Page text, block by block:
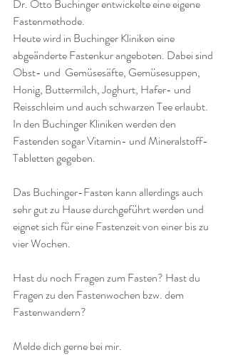
Dr. Otto Buchinger entwickelte eine eigene
Fastenmethode.
Heute wird in Buchinger Kliniken eine
abgeänderte Fastenkur angeboten. Dabei sind
Obst- und  Gemüsesäfte, Gemüsesuppen,
Honig, Buttermilch, Joghurt, Hafer- und
Reisschleim und auch schwarzen Tee erlaubt.
In den Buchinger Kliniken werden den
Fastenden sogar Vitamin- und Mineralstoff-
Tabletten gegeben.
Das Buchinger-Fasten kann allerdings auch
sehr gut zu Hause durchgeführt werden und
eignet sich für eine Fastenzeit von einer bis zu
vier Wochen.
Hast du noch Fragen zum Fasten? Hast du
Fragen zu den Fastenwochen bzw. dem
Fastenwandern?
Melde dich gerne bei mir.